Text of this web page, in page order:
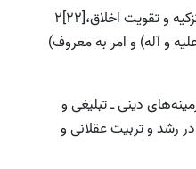
ـ تربيت و گسترش مكارم اخلاقى (تزكيه و تقويت اخلاق،[22]2
و آله) و امر به معروف)
دينى ـ تبليغى و
رشد و تربيت عقلانى و